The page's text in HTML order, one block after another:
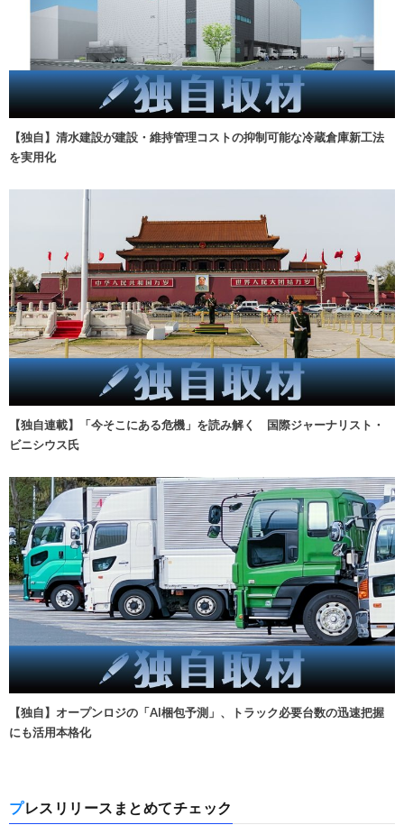
【独自】清水建設が建設・維持管理コストの抑制可能な冷蔵倉庫新工法
を実用化
【独自連載】「今そこにある危機」を読み解く 国際ジャーナリスト・
ビニシウス氏
【独自】オープンロジの「AI梱包予測」、トラック必要台数の迅速把握
にも活用本格化
プレスリリースまとめてチェック